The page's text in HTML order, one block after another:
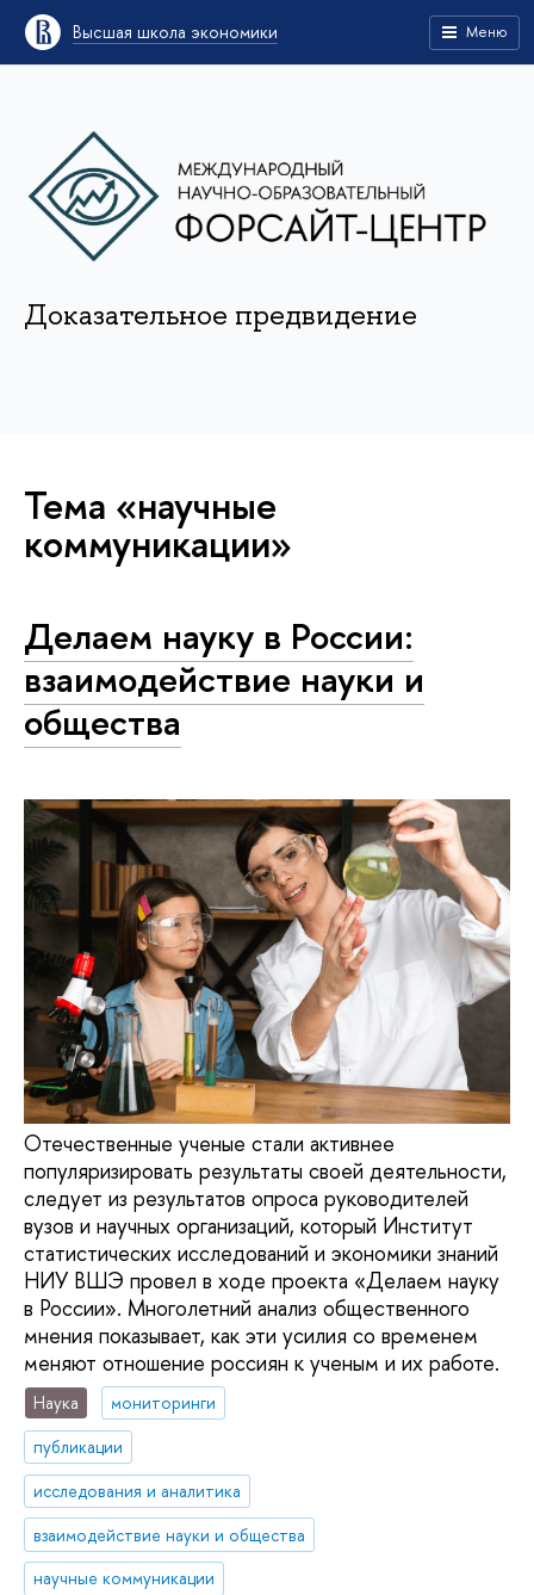
Высшая школа экономики Меню
Доказательное предвидение
Тема «научные
коммуникации»
Делаем науку в России:
взаимодействие науки и
общества
Отечественные ученые стали активнее
популяризировать результаты своей деятельности,
следует из результатов опроса руководителей
вузов и научных организаций, который Институт
статистических исследований и экономики знаний
НИУ ВШЭ провел в ходе проекта «Делаем науку
в России». Многолетний анализ общественного
мнения показывает, как эти усилия со временем
меняют отношение россиян к ученым и их работе.
Наука
мониторинги
публикации
исследования и аналитика
взаимодействие науки и общества
научные коммуникации